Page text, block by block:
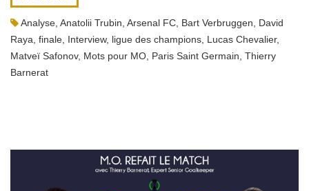
Analyse Anatolii Trubin Arsenal FC Bart Verbruggen
David
Raya finale Interview, ligue des champions Lucas Chevalier,
Matveï Safonov, Mots pour MO Paris Saint Germain Thierry
Barnerat